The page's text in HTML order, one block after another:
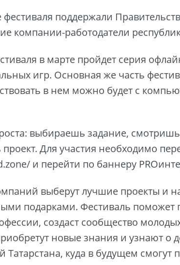
поддержали
компании-работодатели
в марте пройдет серия
игр. Основная же часть
в нем можно будет с
выбираешь задание,
Для участия необходимо
и перейти по баннеру
выберут лучшие проекты и
подарками. Фестиваль поможет
создаст сообщество
новые знания и узнают о
Татарстана, куда в будущем смогут